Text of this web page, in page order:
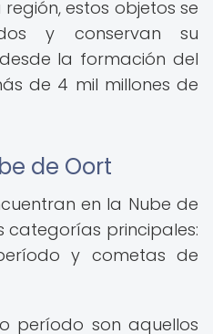
estos objetos se
y conservan su
la formación del
de 4 mil millones de
de Oort
en la Nube de
categorías principales:
y cometas de
período son aquellos